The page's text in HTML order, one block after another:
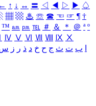
← ↑ ↓ ↔ 〓 ◁ ◀ ▷ ▶ ♤
▦ ▩ ♨ ☏ ☎ ☜ ☞ ¶ †
™ ㏂ ㏘ ℡ ＃ ＆ ＊ ＠ ª º
Ⅳ Ⅴ Ⅵ Ⅶ Ⅷ Ⅸ Ⅹ
ب ت ث ج ح خ د ذ ر ز